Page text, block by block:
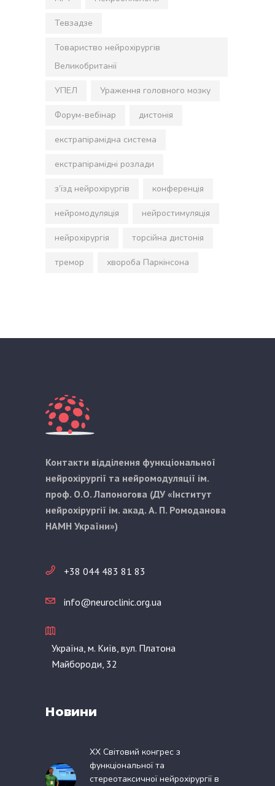
Тевзадзе
Товариство нейрохірургів
Великобританії
УПЕЛ Ураження головного мозку
Форум-вебінар дистонія
екстрапірамідна система
екстрапірамідні розлади
з’їзд нейрохірургів конференція
нейромодуляція нейростимуляція
нейрохірургія торсійна дистонія
тремор хвороба Паркінсона
Контакти відділення функціональної
нейрохірургії та нейромодуляції ім.
проф. О.О. Лапоногова (ДУ «Інститут
нейрохірургії ім. акад. А. П. Ромоданова
НАМН України»)
+38 044 483 81 83
info@neuroclinic.org.ua
Україна, м. Київ, вул. Платона
Майбороди, 32
Новини
XX Світовий конгрес з
функціональної та
стереотаксичної нейрохірургії в